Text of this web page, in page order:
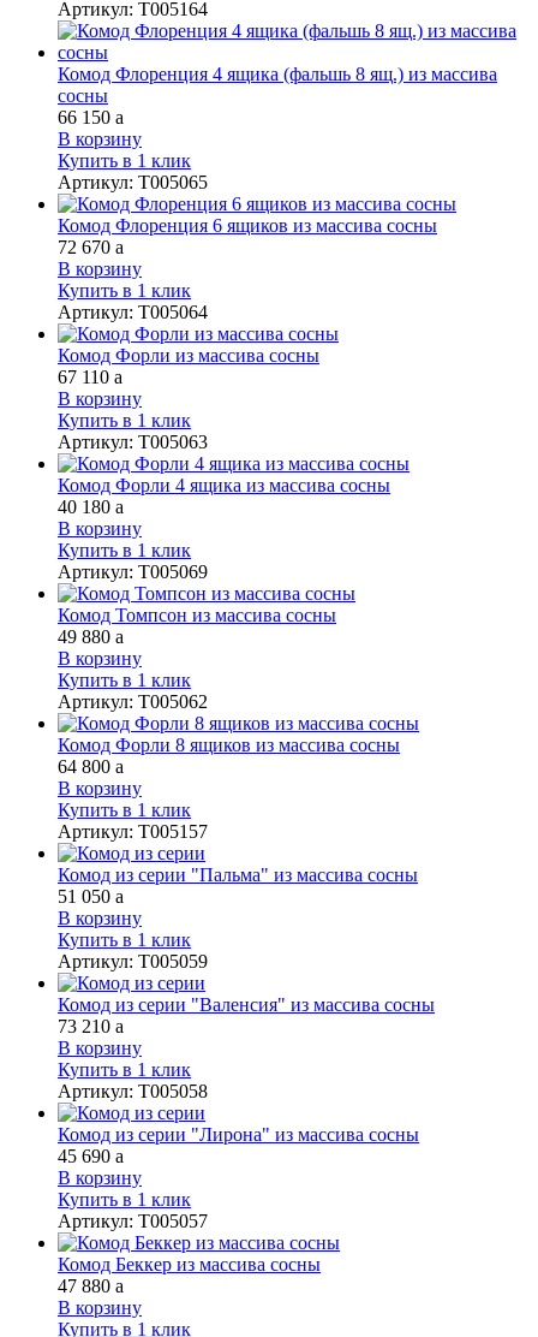
Артикул: Т005164
Комод Флоренция 4 ящика (фальшь 8 ящ.) из массива
сосны
66 150 a
В корзину
Купить в 1 клик
Артикул: Т005065
Комод Флоренция 6 ящиков из массива сосны
72 670 a
В корзину
Купить в 1 клик
Артикул: Т005064
Комод Форли из массива сосны
67 110 a
В корзину
Купить в 1 клик
Артикул: Т005063
Комод Форли 4 ящика из массива сосны
40 180 a
В корзину
Купить в 1 клик
Артикул: Т005069
Комод Томпсон из массива сосны
49 880 a
В корзину
Купить в 1 клик
Артикул: Т005062
Комод Форли 8 ящиков из массива сосны
64 800 a
В корзину
Купить в 1 клик
Артикул: Т005157
Комод из серии "Пальма" из массива сосны
51 050 a
В корзину
Купить в 1 клик
Артикул: Т005059
Комод из серии "Валенсия" из массива сосны
73 210 a
В корзину
Купить в 1 клик
Артикул: Т005058
Комод из серии "Лирона" из массива сосны
45 690 a
В корзину
Купить в 1 клик
Артикул: Т005057
Комод Беккер из массива сосны
47 880 a
В корзину
Купить в 1 клик